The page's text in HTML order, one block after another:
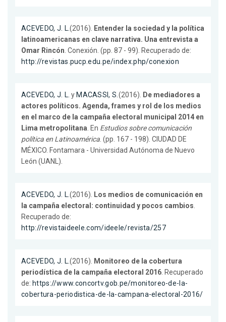
ACEVEDO, J. L.(2016). Entender la sociedad y la política
latinoamericanas en clave narrativa. Una entrevista a
Omar Rincón. Conexión. (pp. 87 - 99). Recuperado de:
http://revistas.pucp.edu.pe/index.php/conexion
ACEVEDO, J. L. y MACASSI, S.(2016). De mediadores a
actores políticos. Agenda, frames y rol de los medios
en el marco de la campaña electoral municipal 2014 en
Lima metropolitana. En Estudios sobre comunicación
política en Latinoamérica. (pp. 167 - 198). CIUDAD DE
MÉXICO. Fontamara - Universidad Autónoma de Nuevo
León (UANL).
ACEVEDO, J. L.(2016). Los medios de comunicación en
la campaña electoral: continuidad y pocos cambios.
Recuperado de:
http://revistaideele.com/ideele/revista/257
ACEVEDO, J. L.(2016). Monitoreo de la cobertura
periodística de la campaña electoral 2016. Recuperado
de: https://www.concortv.gob.pe/monitoreo-de-la-
cobertura-periodistica-de-la-campana-electoral-2016/